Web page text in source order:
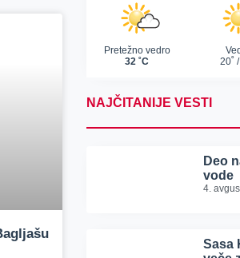
NAJČITANIJE VESTI
Deo
vode
4.
Sasa